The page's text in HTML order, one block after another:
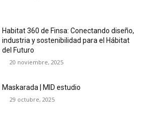
Habitat 360 de Finsa: Conectando diseño,
industria y sostenibilidad para el Hábitat
del Futuro
20 noviembre, 2025
Maskarada | MID estudio
29 octubre, 2025